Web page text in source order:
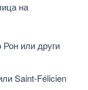
на
или други
Saint-Félicien